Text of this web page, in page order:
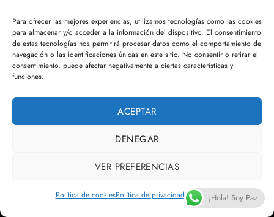
Para ofrecer las mejores experiencias, utilizamos tecnologías como las cookies
para almacenar y/o acceder a la información del dispositivo. El consentimiento
de estas tecnologías nos permitirá procesar datos como el comportamiento de
navegación o las identificaciones únicas en este sitio. No consentir o retirar el
consentimiento, puede afectar negativamente a ciertas características y
funciones.
ACEPTAR
DENEGAR
VER PREFERENCIAS
Política de cookiesPolítica de privacidadAviso legal
Copyright 2026 ©Visual Cube
¡Hola! Soy Paz